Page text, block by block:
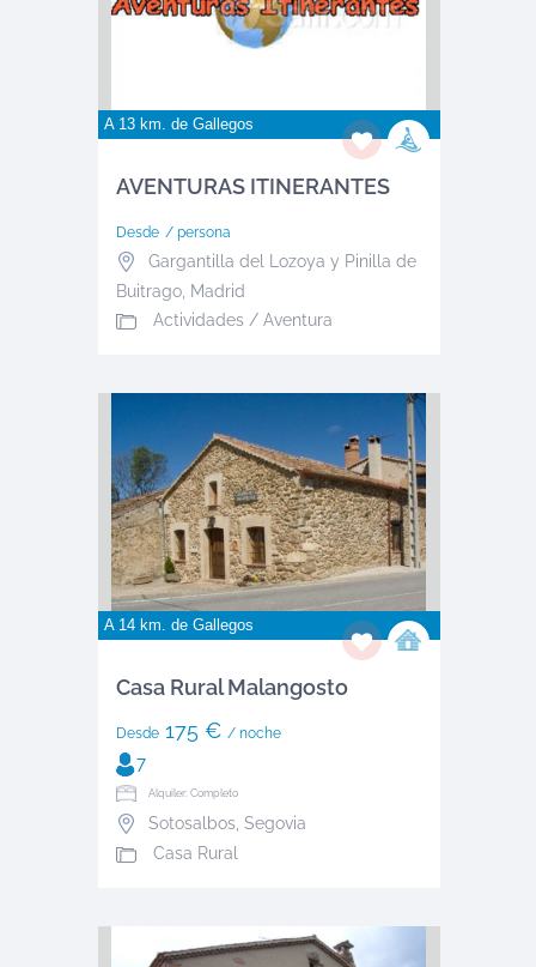
A 13 km. de Gallegos
AVENTURAS ITINERANTES
Desde / persona
Gargantilla del Lozoya y Pinilla de
Buitrago, Madrid
Actividades / Aventura
A 14 km. de Gallegos
Casa Rural Malangosto
Desde175 € / noche
7
Alquiler: Completo
Sotosalbos, Segovia
Casa Rural